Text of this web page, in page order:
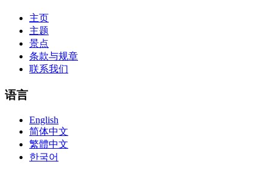
download
主页
主题
景点
条款与规章
联系我们
语言
English
简体中文
繁體中文
한국어